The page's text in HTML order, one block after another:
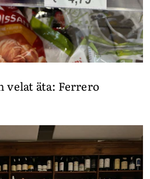
velat äta: Ferrero